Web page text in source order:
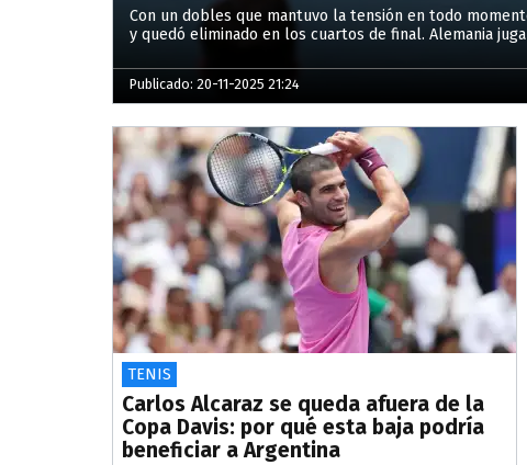
Con un dobles que mantuvo la tensión en todo
y quedó eliminado en los cuartos de final. Alemania
Publicado: 20-11-2025 21:24
TENIS
Carlos Alcaraz se queda afuera de la
Copa Davis: por qué esta baja podría
beneficiar a Argentina